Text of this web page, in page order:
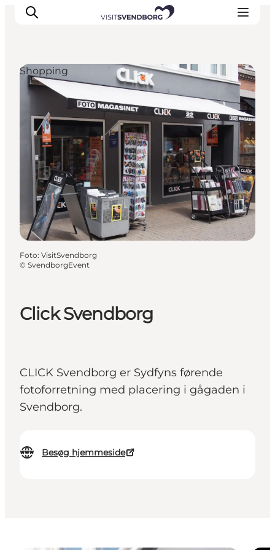
Oplev kultur & natur
Det sker i Svendborg
Spis og drik
handelsbyen Svendborg
Overnatning
Planlæg din tur
Click Svendborg
CLICK Svendborg er Sydfyns førende
fotoforretning med placering i gågaden i
Svendborg.
Besøg hjemmeside
Shopping
Foto: VisitSvendborg
© SvendborgEvent